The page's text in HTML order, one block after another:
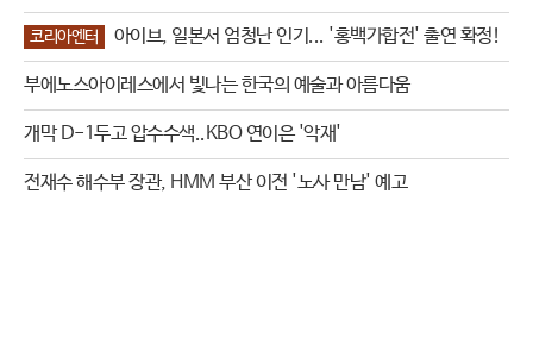
코리아엔터 아이브, 일본서 엄청난 인기... '홍백가합전' 출연 확정!
부에노스아이레스에서 빛나는 한국의 예술과 아름다움
개막 D-1두고 압수수색..KBO 연이은 '악재'
전재수 해수부 장관, HMM 부산 이전 '노사 만남' 예고